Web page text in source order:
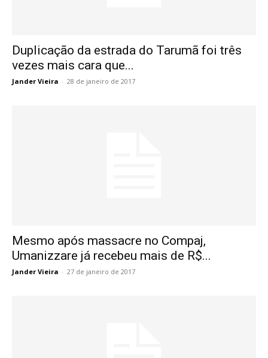
Duplicação da estrada do Tarumã foi três
vezes mais cara que...
Jander Vieira - 28 de janeiro de 2017
Mesmo após massacre no Compaj,
Umanizzare já recebeu mais de R$...
Jander Vieira - 27 de janeiro de 2017